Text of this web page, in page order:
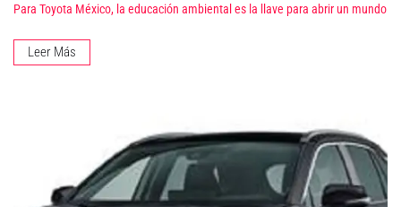
Para Toyota México, la educación ambiental es la llave para abrir un mundo
Leer Más